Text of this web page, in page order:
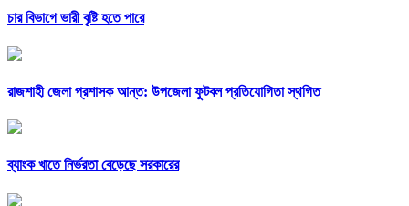
চার বিভাগে ভারী বৃষ্টি হতে পারে
রাজশাহী জেলা প্রশাসক আন্ত: উপজেলা ফুটবল প্রতিযোগিতা স্থগিত
ব্যাংক খাতে নির্ভরতা বেড়েছে সরকারের